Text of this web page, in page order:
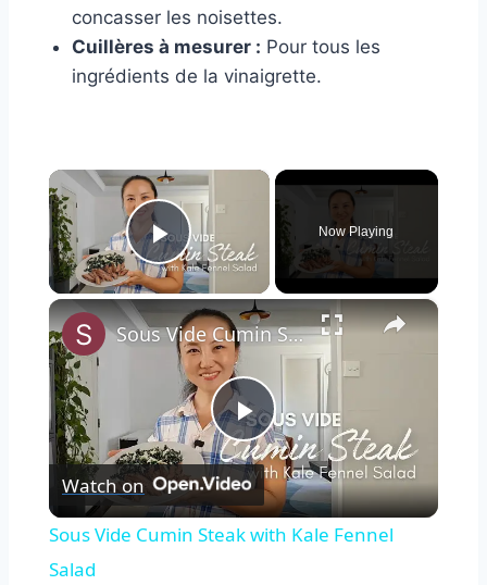
concasser les noisettes.
Cuillères à mesurer : Pour tous les
ingrédients de la vinaigrette.
×
Play Video
Now Playing
×
Play
Video
Sous Vide Cumin Steak with Kale Fennel Salad
Watch on
Sous Vide Cumin Steak with Kale Fennel
Salad